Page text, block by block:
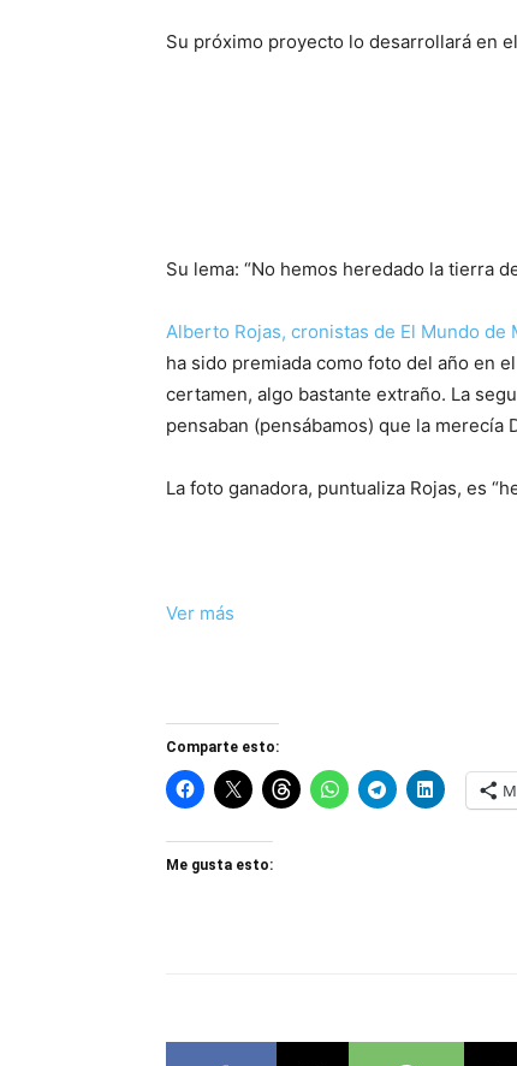
Su próximo proyecto lo desarrollará en
Su lema: “No hemos heredado la tierra
Alberto Rojas, cronistas de El Mundo de
ha sido premiada como foto del año en el
certamen, algo bastante extraño. La
pensaban (pensábamos) que la merecía
La foto ganadora, puntualiza Rojas, es
Ver más
Comparte esto:
Me gusta esto: